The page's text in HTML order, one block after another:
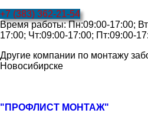
+7 (383) 362-21-54
Время работы: Пн:09:00-17:00;
17:00; Чт:09:00-17:00; Пт:09:00-
Другие компании по монтажу
Новосибирске
"ПРОФЛИСТ МОНТАЖ"